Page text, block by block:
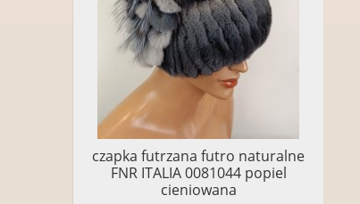
czapka futrzana futro naturalne
FNR ITALIA 0081044 popiel
cieniowana